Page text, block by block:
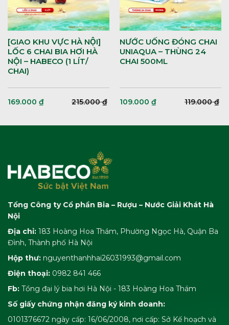
[GIAO KHU VỰC HÀ NỘI]
LỐC 6 CHAI BIA HƠI HÀ
NỘI – HABECO (1 LÍT/
CHAI)
169.000 ₫ 215.000₫
NƯỚC UỐNG ĐÓNG CHAI
UNIAQUA – THÙNG 24
CHAI 500ML
109.000 ₫ 119.000₫
Tổng Công ty Cổ phần Bia – Rượu – Nước Giải Khát Hà
Nội
Địa chỉ: 183 Hoàng Hoa Thám, Phường Ngọc Hà, Quận Ba
Đình, Thành phố Hà Nội
Hộp thư: nguyenthanhhai26031993@gmail.com
Điện thoại: 0982 841 466
Fb: Tổng đại lý bia hơi Hà Nội - 183 Hoàng Hoa Thám
Số giấy chứng nhận đăng ký kinh doanh:
0101376672 ngày cấp: 16/06/2008, nơi cấp: Sở Kế hoạch và